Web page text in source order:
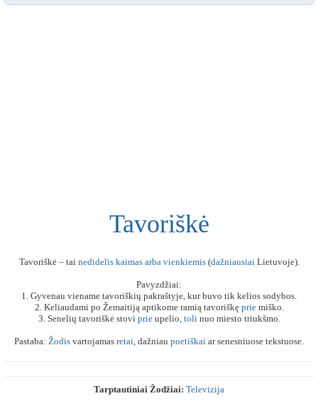
Tavoriškė
Tavoriškė – tai nedidelis kaimas arba vienkiemis(dažniausiaiLietuvoje).
Pavyzdžiai:
1. Gyvenau viename tavoriškių pakraštyje, kur buvo tik kelios sodybos.
2. Keliaudami po Žemaitiją aptikome ramią tavoriškę priemiško.
3. Senelių tavoriškė stovi prieupelio, tolinuo miesto triukšmo.
Pastaba: Žodis vartojamas retai, dažniau poetiškai ar senesniuose tekstuose.
Tarptautiniai Žodžiai: Televizija